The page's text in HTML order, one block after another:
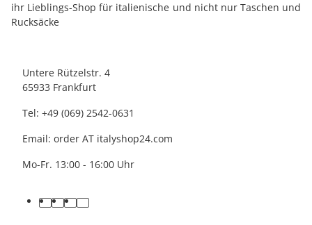
ihr Lieblings-Shop für italienische und nicht nur Taschen und
Rucksäcke
Untere Rützelstr. 4
65933 Frankfurt
Tel: +49 (069) 2542-0631
Email: order AT italyshop24.com
Mo-Fr. 13:00 - 16:00 Uhr